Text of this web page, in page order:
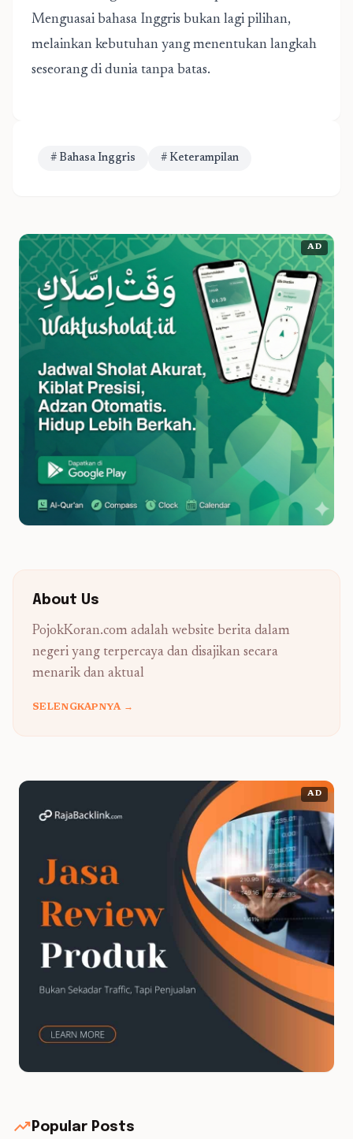
Menguasai bahasa Inggris bukan lagi pilihan,
melainkan kebutuhan yang menentukan langkah
seseorang di dunia tanpa batas.
# Bahasa Inggris # Keterampilan
AD
About Us
PojokKoran.com adalah website berita dalam
negeri yang terpercaya dan disajikan secara
menarik dan aktual
SELENGKAPNYA →
AD
trending_up Popular Posts